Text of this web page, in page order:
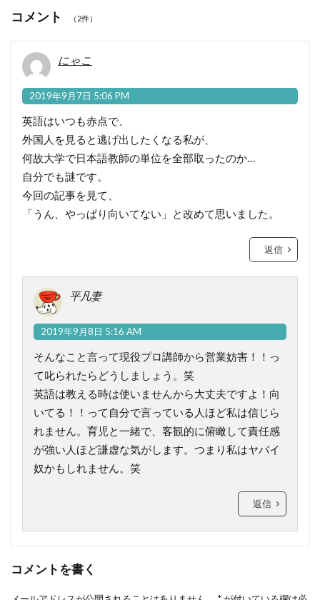
コメント （2件）
にゃこ
2019年9月7日 5:06 PM
英語はいつも赤点で、
外国人を見ると逃げ出したくなる私が、
何故大学で日本語教師の単位を全部取ったのか…
自分でも謎です。
今回の記事を見て、
「うん、やっぱり向いてない」と改めて思いました。
返信
平凡妻
2019年9月8日 5:16 AM
そんなこと言って現役プロ講師から営業妨害！！っ
て叱られたらどうしましょう。笑
英語は教える時は使いませんから大丈夫ですよ！向
いてる！！って自分で言っている人ほど私は信じら
れません。育児と一緒で、客観的に俯瞰して責任感
が強い人ほど謙虚な気がします。つまり私はヤバイ
奴かもしれません。笑
返信
コメントを書く